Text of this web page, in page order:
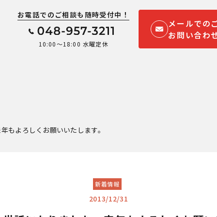
お電話でのご相談も随時受付中！
10:00～18:00 水曜定休
メールでの
お問い合わ
もよろしくお願いいたします。
新着情報
2013/12/31